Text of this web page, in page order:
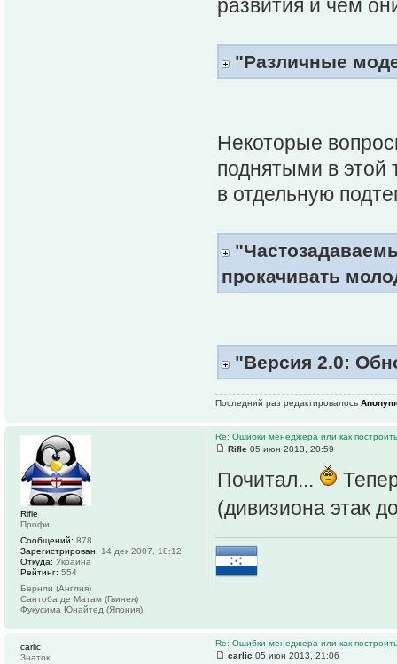
развития и чем
"Различные
Некоторые
поднятыми в этой
в отдельную
прокачивать
"Версия 2.0:
Последний раз редактировалось
Re: Ошибки менеджера или как построить
Rifle 05 июн 2013, 20:59
Почитал...
(дивизиона этак
Rifle
Профи
Сообщений: 878
Зарегистрирован: 14 дек 2007, 18:12
Откуда: Украина
Рейтинг: 554
Бернли (Англия)
Сантоба де Матам (Гвинея)
Фукусима Юнайтед (Япония)
Re: Ошибки менеджера или как построить
carlic 05 июн 2013, 21:06
carlic
Знаток